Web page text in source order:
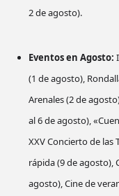
2 de agosto).
Eventos en Agosto:
(1 de agosto),
Arenales (2 de
al 6 de agosto),
XXV Concierto de las
rápida (9 de agosto),
agosto), Cine de